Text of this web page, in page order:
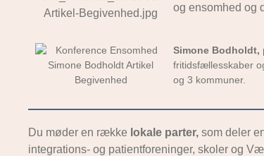
og ensomhed og
Simone Bodholdt,
fritidsfællesskaber
og 3 kommuner.
Du møder en række lokale parter, som deler
integrations- og patientforeninger, skoler og